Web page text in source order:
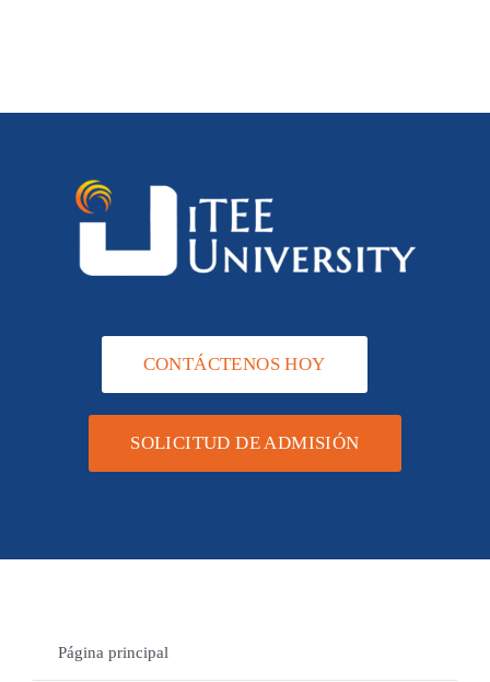
CONTÁCTENOS HOY
SOLICITUD DE ADMISIÓN
Página principal